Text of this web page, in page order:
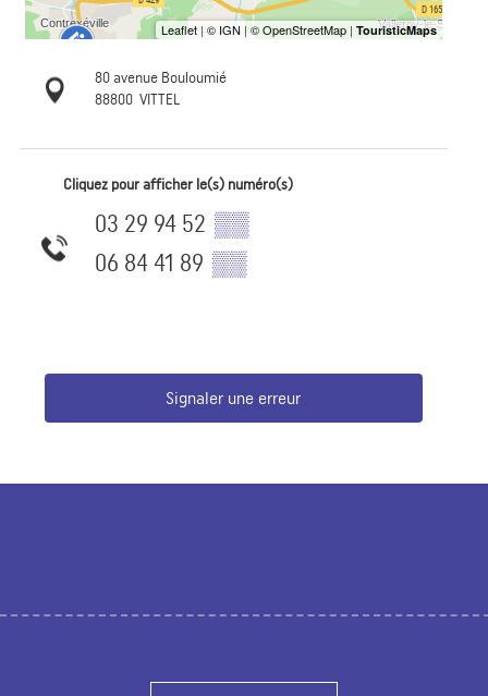
80 avenue Bouloumié
88800 VITTEL
Cliquez pour afficher le(s) numéro(s)
03 29 94 52 ▒▒
06 84 41 89 ▒▒
Signaler une erreur